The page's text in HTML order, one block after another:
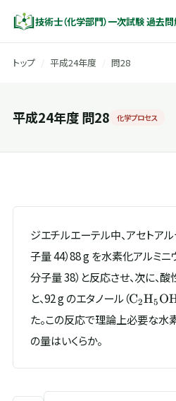
技術士（化学部門）一次試験 過去
トップ 平成24年度 問28
平成24年度 問28 化学プロセス
ジエチルエーテル中、アセトアル
子量 44）88 g を水素化アルミニ
分子量 38）と反応させ、次に、
と、92 g のエタノール（C2H5
た。この反応で理論上必要な水
の量はいくらか。